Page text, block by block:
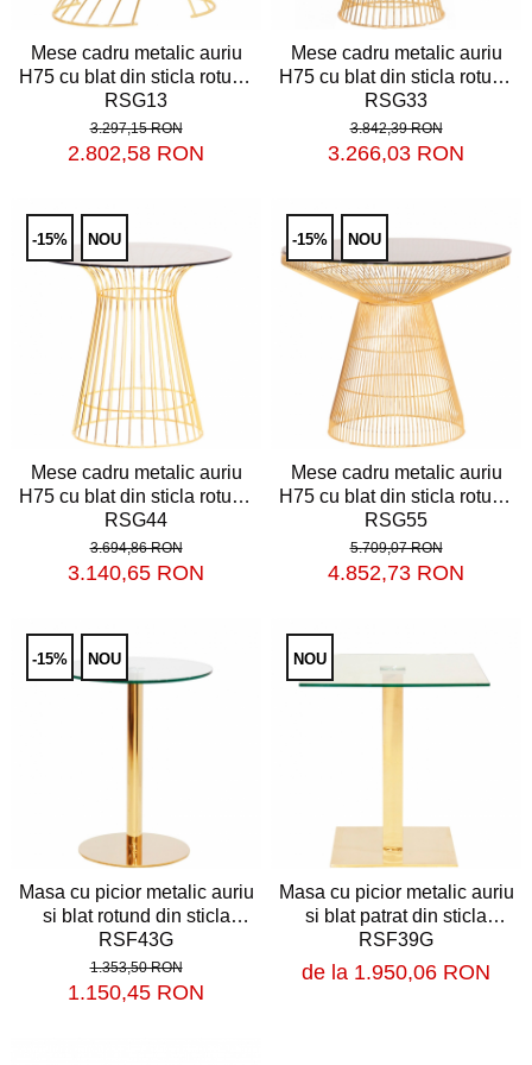
Fotolii din metal
Fotolii din plastic
Banchete & tabureti
Picioare de masa din lemn
Picioare de masa din metal
Picioare de masa din plastic
Picioare de masa reglabile
Scaune inalte de bar
Scaune de bar lemn
Scaune de bar metal
Scaune de bar plastic
Scaune de bar reglabile / rotative
Bar la comanda
Consola bar
Frapiere
Vitrina bar / retrobar
Blaturi din PAL
Blaturi din metal
Blaturi din Topalit
Blaturi din lemn masiv
Blaturi din HPL Compact
exterior
Obiecte decorative
Solutii umbrire
Pergole
Mobilier luminos
Demifotolii si fotolii de
terasa / exterior
Fotolii cafenea
Fotolii lounge
Fotolii restaurant
Tabureti & Bean Bag
Bean bags
Decoratiuni urbane
Decorațiuni de Paște
Decoratiuni de Craciun
Iluminat Urban
si gradini
Mese cadru metalic auriu
H75 cu blat din sticla rotund
RSG13
3.297,15 RON
2.802,58 RON
Mese cadru metalic auriu
H75 cu blat din sticla rotund
RSG33
3.842,39 RON
3.266,03 RON
-15% NOU
Mese cadru metalic auriu
H75 cu blat din sticla rotund
RSG44
3.694,86 RON
3.140,65 RON
-15% NOU
Mese cadru metalic auriu
H75 cu blat din sticla rotund
RSG55
5.709,07 RON
4.852,73 RON
-15% NOU
Masa cu picior metalic auriu
si blat rotund din sticla
RSF43G
1.353,50 RON
1.150,45 RON
NOU
Masa cu picior metalic auriu
si blat patrat din sticla
RSF39G
de la 1.950,06 RON